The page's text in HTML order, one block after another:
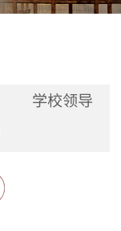
学校领导